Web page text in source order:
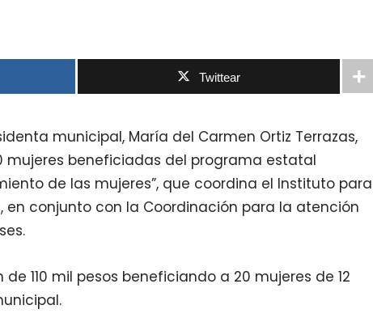
Twittear
municipal, María del Carmen Ortiz Terrazas,
mujeres beneficiadas del programa estatal
de las mujeres”, que coordina el Instituto para
en conjunto con la Coordinación para la atención
110 mil pesos beneficiando a 20 mujeres de 12